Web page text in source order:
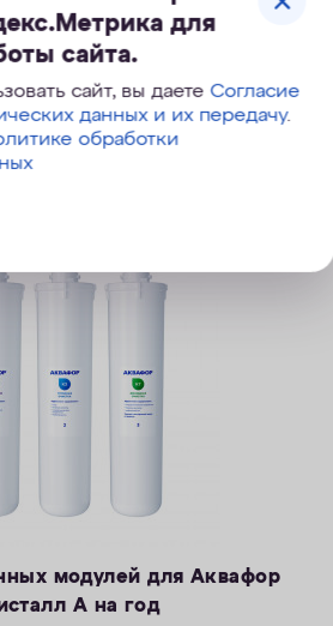
модели
модулей для Аквафор
А на год
для
сайта.
сайт, вы даетеСогласие
данных и их передачу.
обработки